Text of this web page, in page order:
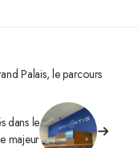
Palais, le parcours
dans le
majeur